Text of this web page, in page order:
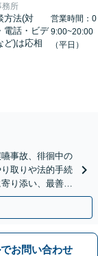
務所
方法(対
電話・ビデ
ど)は応相
営業時間：0
9:00~20:00
（平日）
事故、徘徊中の
取りや法的手続
り添い、最善の
お問い合わせ